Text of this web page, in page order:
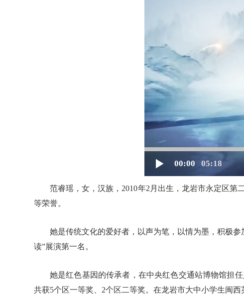
范睿瑶，女，汉族，2010年2月出生，龙岩市永定区第
等荣誉。
她是传统文化的爱好者，以声为笔，以情为墨，积极
读”展演第一名。
她是红色基因的传承者，在中央红色交通站博物馆担
共获5个区一等奖、2个区二等奖。在龙岩市大中小学生闽